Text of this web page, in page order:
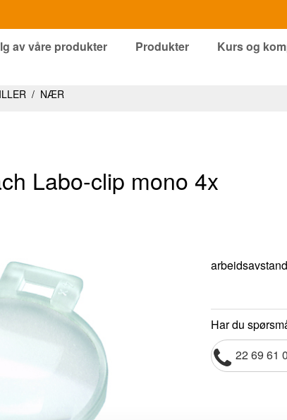
av våre produkter Produkter Kurs og
/ NÆR
Labo-clip mono 4x
Har du
22 69 61